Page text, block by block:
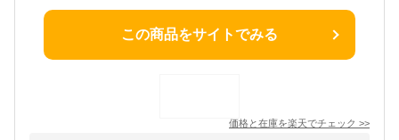
この商品をサイトでみる
価格と在庫を楽天でチェック >>